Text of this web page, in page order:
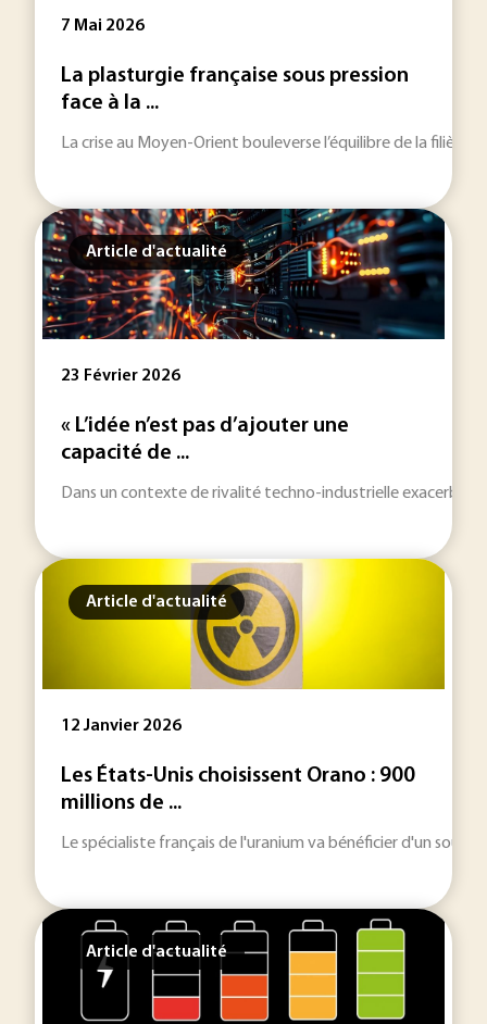
7 Mai 2026
La plasturgie française sous pression
face à la ...
La crise au Moyen-Orient bouleverse l’équilibre de la filière
Article d'actualité
23 Février 2026
« L’idée n’est pas d’ajouter une
capacité de ...
Dans un contexte de rivalité techno-industrielle exacerbée
Article d'actualité
12 Janvier 2026
Les États-Unis choisissent Orano : 900
millions de ...
Le spécialiste français de l'uranium va bénéficier d'un
Article d'actualité